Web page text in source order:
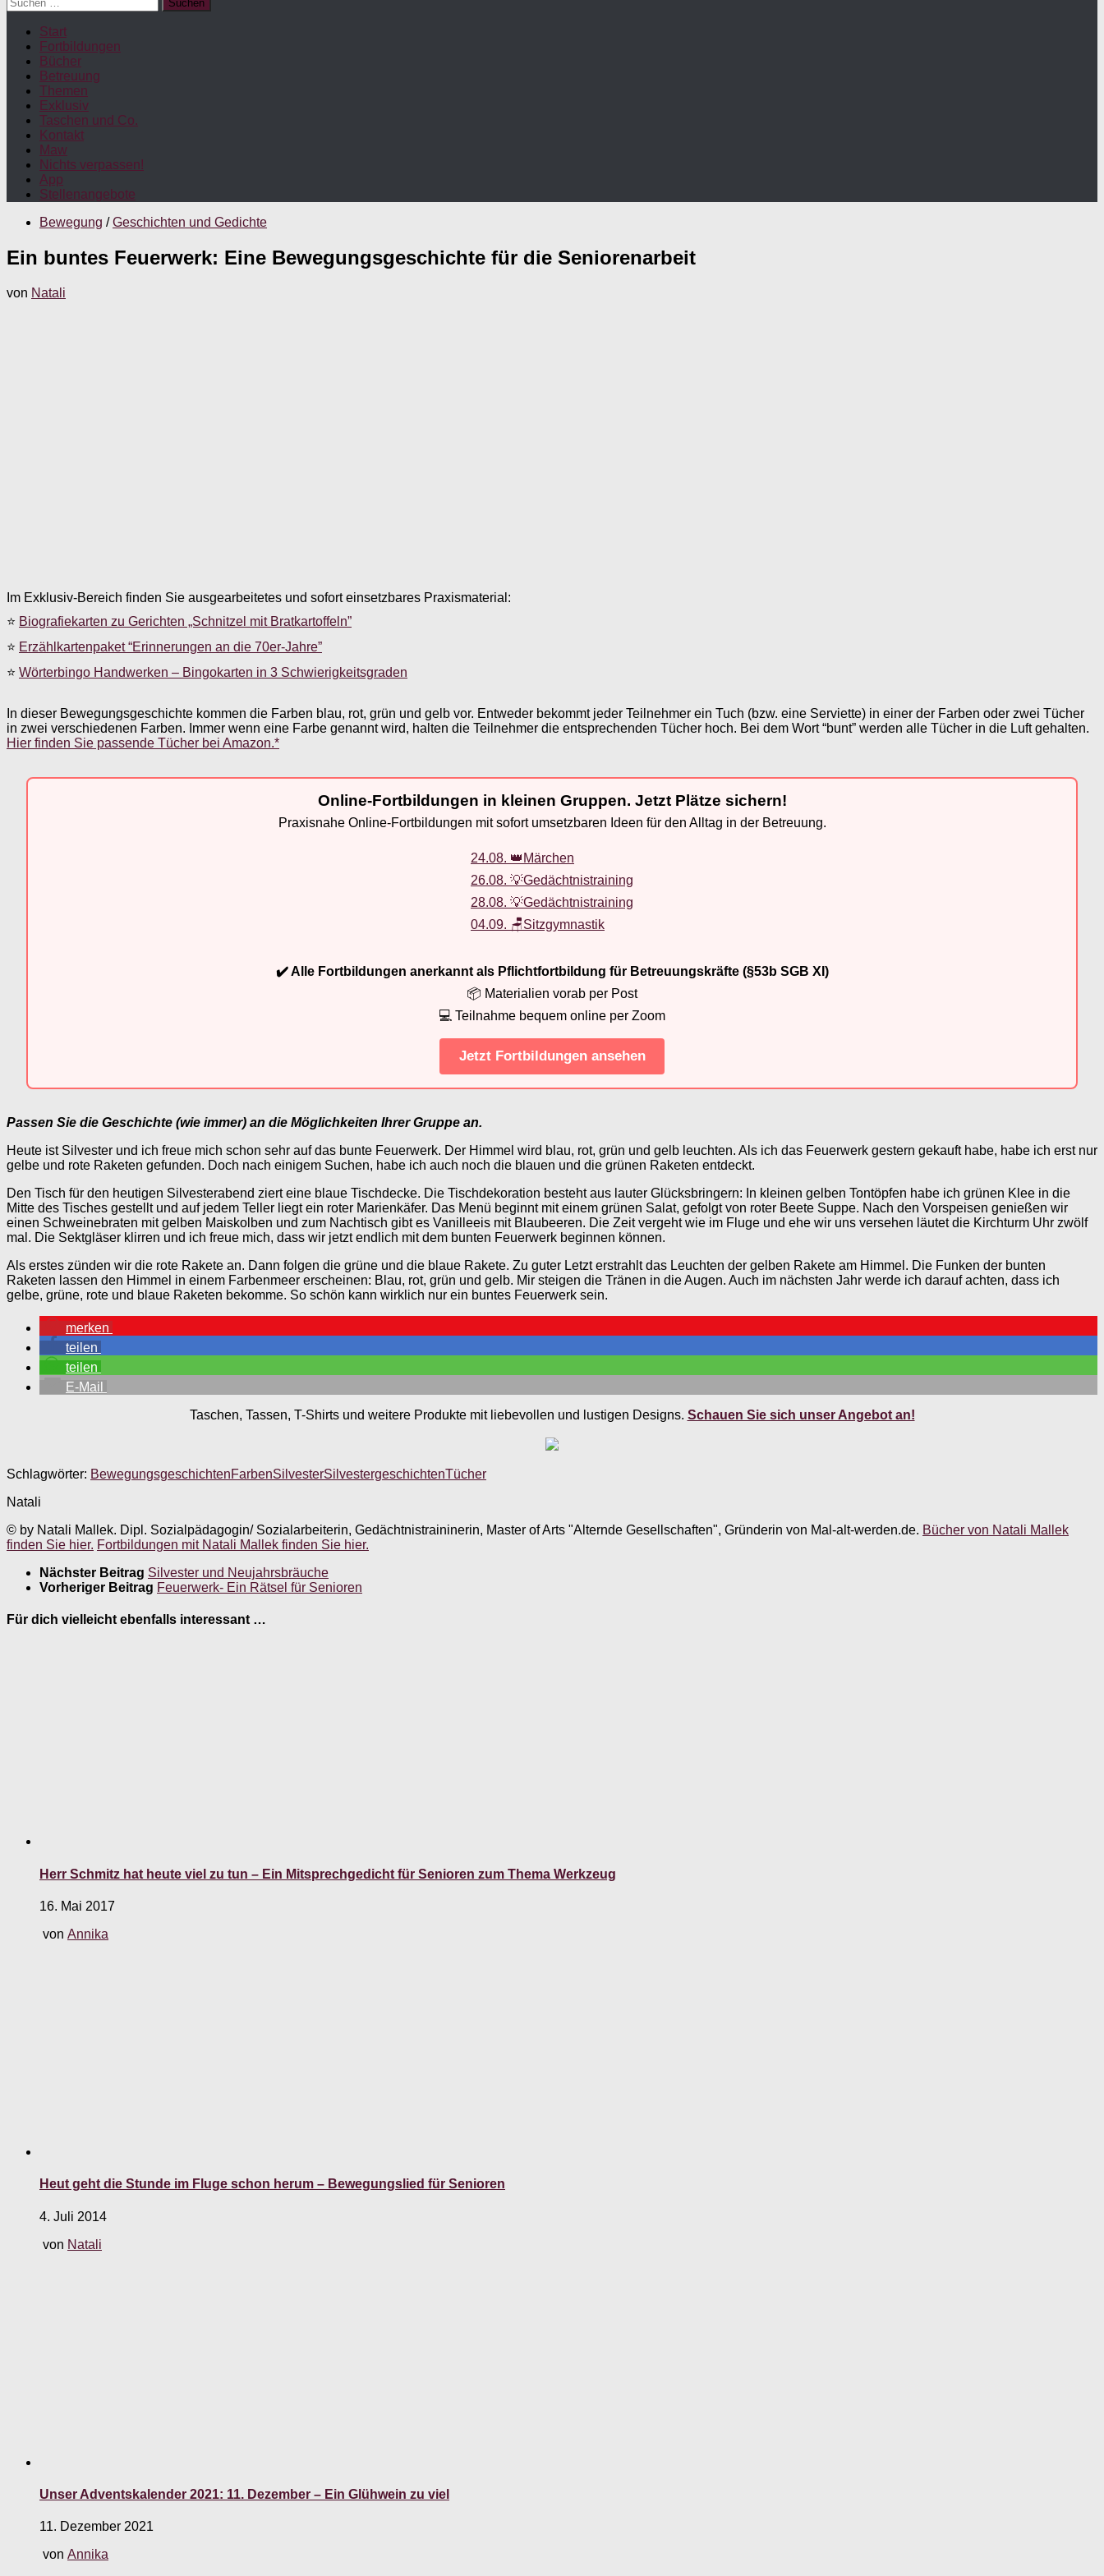
nach:
Start
Fortbildungen
Bücher
Betreuung
Themen
Exklusiv
Taschen und Co.
Kontakt
Maw
Nichts verpassen!
App
Stellenangebote
Bewegung / Geschichten und Gedichte
Ein buntes Feuerwerk: Eine Bewegungsgeschichte für die Seniorenarbeit
von Natali
Im Exklusiv-Bereich finden Sie ausgearbeitetes und sofort einsetzbares Praxismaterial:
⭐ Biografiekarten zu Gerichten „Schnitzel mit Bratkartoffeln”
⭐ Erzählkartenpaket “Erinnerungen an die 70er-Jahre”
⭐ Wörterbingo Handwerken – Bingokarten in 3 Schwierigkeitsgraden
In dieser Bewegungsgeschichte kommen die Farben blau, rot, grün und gelb vor. Entweder bekommt jeder Teilnehmer ein Tuch (bzw. eine Serviette) in einer der Farben oder zwei Tücher
in zwei verschiedenen Farben. Immer wenn eine Farbe genannt wird, halten die Teilnehmer die entsprechenden Tücher hoch. Bei dem Wort “bunt” werden alle Tücher in die Luft gehalten.
Hier finden Sie passende Tücher bei Amazon.*
Online-Fortbildungen in kleinen Gruppen. Jetzt Plätze sichern!
Praxisnahe Online-Fortbildungen mit sofort umsetzbaren Ideen für den Alltag in der Betreuung.
24.08. 👑Märchen
26.08. 💡Gedächtnistraining
28.08. 💡Gedächtnistraining
04.09. 🪑Sitzgymnastik
✔️ Alle Fortbildungen anerkannt als Pflichtfortbildung für Betreuungskräfte (§53b SGB XI)
📦 Materialien vorab per Post
💻 Teilnahme bequem online per Zoom
Jetzt Fortbildungen ansehen
Passen Sie die Geschichte (wie immer) an die Möglichkeiten Ihrer Gruppe an.
Heute ist Silvester und ich freue mich schon sehr auf das bunte Feuerwerk. Der Himmel wird blau, rot, grün und gelb leuchten. Als ich das Feuerwerk gestern gekauft habe, habe ich erst nur
gelbe und rote Raketen gefunden. Doch nach einigem Suchen, habe ich auch noch die blauen und die grünen Raketen entdeckt.
Den Tisch für den heutigen Silvesterabend ziert eine blaue Tischdecke. Die Tischdekoration besteht aus lauter Glücksbringern: In kleinen gelben Tontöpfen habe ich grünen Klee in die
Mitte des Tisches gestellt und auf jedem Teller liegt ein roter Marienkäfer. Das Menü beginnt mit einem grünen Salat, gefolgt von roter Beete Suppe. Nach den Vorspeisen genießen wir
einen Schweinebraten mit gelben Maiskolben und zum Nachtisch gibt es Vanilleeis mit Blaubeeren. Die Zeit vergeht wie im Fluge und ehe wir uns versehen läutet die Kirchturm Uhr zwölf
mal. Die Sektgläser klirren und ich freue mich, dass wir jetzt endlich mit dem bunten Feuerwerk beginnen können.
Als erstes zünden wir die rote Rakete an. Dann folgen die grüne und die blaue Rakete. Zu guter Letzt erstrahlt das Leuchten der gelben Rakete am Himmel. Die Funken der bunten
Raketen lassen den Himmel in einem Farbenmeer erscheinen: Blau, rot, grün und gelb. Mir steigen die Tränen in die Augen. Auch im nächsten Jahr werde ich darauf achten, dass ich
gelbe, grüne, rote und blaue Raketen bekomme. So schön kann wirklich nur ein buntes Feuerwerk sein.
merken
teilen
teilen
E-Mail
Taschen, Tassen, T-Shirts und weitere Produkte mit liebevollen und lustigen Designs. Schauen Sie sich unser Angebot an!
Schlagwörter: BewegungsgeschichtenFarbenSilvesterSilvestergeschichtenTücher
Natali
© by Natali Mallek. Dipl. Sozialpädagogin/ Sozialarbeiterin, Gedächtnistraininerin, Master of Arts "Alternde Gesellschaften", Gründerin von Mal-alt-werden.de. Bücher von Natali Mallek
finden Sie hier. Fortbildungen mit Natali Mallek finden Sie hier.
Nächster Beitrag Silvester und Neujahrsbräuche
Vorheriger Beitrag Feuerwerk- Ein Rätsel für Senioren
Für dich vielleicht ebenfalls interessant …
Herr Schmitz hat heute viel zu tun – Ein Mitsprechgedicht für Senioren zum Thema Werkzeug
16. Mai 2017
von Annika
Heut geht die Stunde im Fluge schon herum – Bewegungslied für Senioren
4. Juli 2014
von Natali
Unser Adventskalender 2021: 11. Dezember – Ein Glühwein zu viel
11. Dezember 2021
von Annika